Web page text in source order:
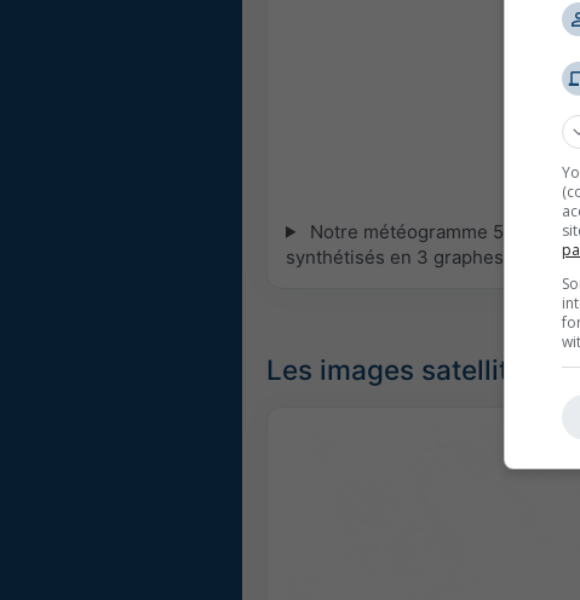
Notre météogramme 5 jours
synthétisés en 3 graphes :
[Plus]
Les images satellites